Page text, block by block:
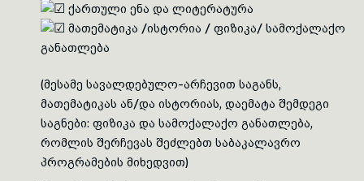
ქართული ენა და ლიტერატურა
მათემატიკა /ისტორია / ფიზიკა/ სამოქალაქო
განათლება
(მესამე სავალდებულო-არჩევით საგანს,
მათემატიკას ან/და ისტორიას, დაემატა შემდეგი
საგნები: ფიზიკა და სამოქალაქო განათლება,
რომლის შერჩევას შეძლებთ საბაკალავრო
პროგრამების მიხედვით)